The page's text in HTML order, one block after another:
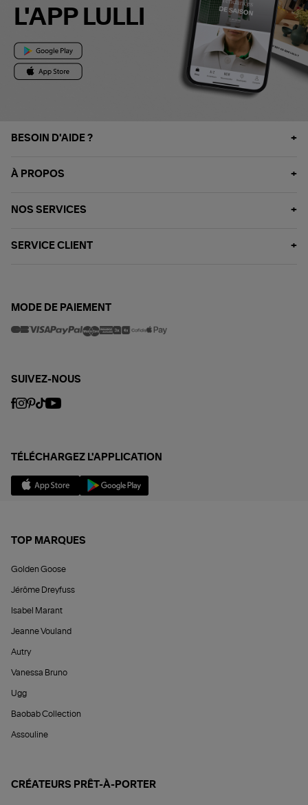
L'APP LULLI
BESOIN D'AIDE ?
À PROPOS
NOS SERVICES
SERVICE CLIENT
MODE DE PAIEMENT
SUIVEZ-NOUS
TÉLÉCHARGEZ L'APPLICATION
TOP MARQUES
Golden Goose
Jérôme Dreyfuss
Isabel Marant
Jeanne Vouland
Autry
Vanessa Bruno
Ugg
Baobab Collection
Assouline
CRÉATEURS PRÊT-À-PORTER